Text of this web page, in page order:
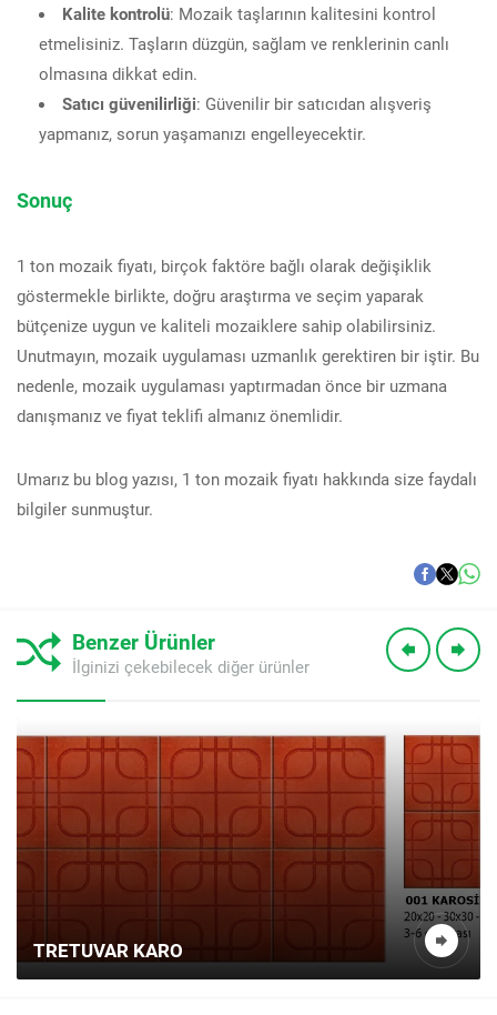
Kalite kontrolü: Mozaik taşlarının kalitesini kontrol
etmelisiniz. Taşların düzgün, sağlam ve renklerinin canlı
olmasına dikkat edin.
Satıcı güvenilirliği: Güvenilir bir satıcıdan alışveriş
yapmanız, sorun yaşamanızı engelleyecektir.
Sonuç
1 ton mozaik fiyatı, birçok faktöre bağlı olarak değişiklik
göstermekle birlikte, doğru araştırma ve seçim yaparak
bütçenize uygun ve kaliteli mozaiklere sahip olabilirsiniz.
Unutmayın, mozaik uygulaması uzmanlık gerektiren bir iştir. Bu
nedenle, mozaik uygulaması yaptırmadan önce bir uzmana
danışmanız ve fiyat teklifi almanız önemlidir.
Umarız bu blog yazısı, 1 ton mozaik fiyatı hakkında size faydalı
bilgiler sunmuştur.
Benzer Ürünler
İlginizi çekebilecek diğer ürünler
TRETUVAR KARO